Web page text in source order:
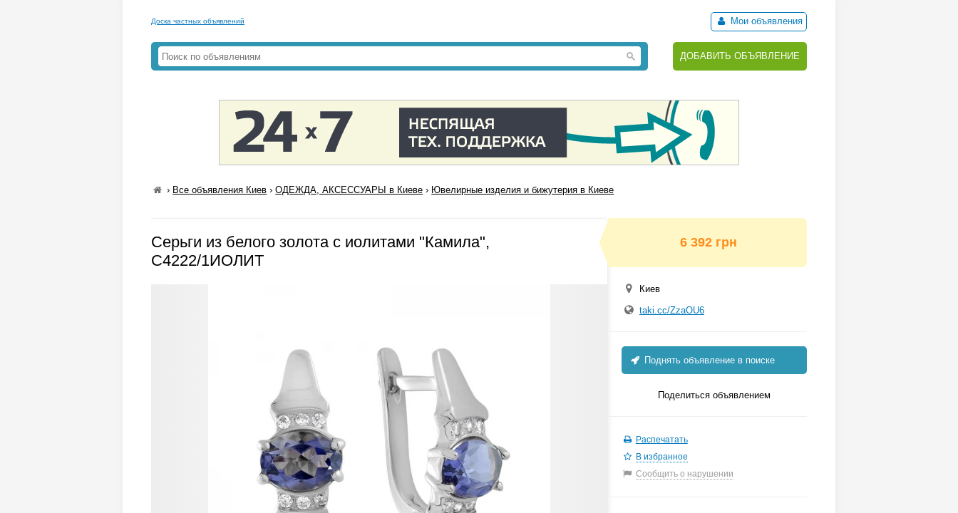
Доска частных объявлений Мои объявления
ДОБАВИТЬ ОБЪЯВЛЕНИЕ
› Все объявления Киев ›ОДЕЖДА, АКСЕССУАРЫ в Киеве › Ювелирные изделия и бижутерия в Киеве
Серьги из белого золота с иолитами "Камила",
С4222/1ИОЛИТ
6 392 грн
Киев
taki.cc/ZzaOU6
Поднять объявление в поиске
Поделиться объявлением
Распечатать
В избранное
Сообщить о нарушении